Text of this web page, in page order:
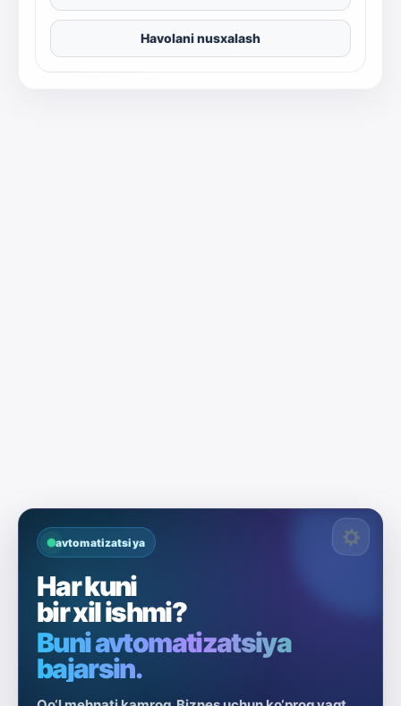
Havolani nusxalash
avtomatizatsiya
Har kuni
bir xil ishmi?
Buni avtomatizatsiya
bajarsin.